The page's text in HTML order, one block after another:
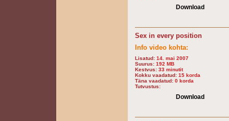
Download
Sex in every position
Info video kohta:
Lisatud: 14. mai 2007
Suurus: 192 MB
Kestvus: 33 minutit
Kokku vaadatud: 15 korda
Täna vaadatud: 0 korda
Tutvustus:
Download